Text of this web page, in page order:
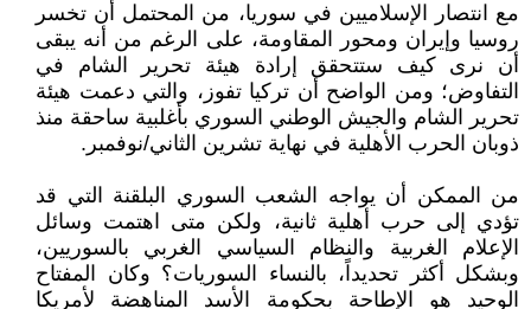
مع انتصار الإسلاميين في سوريا، من المحتمل أن تخسر
روسيا وإيران ومحور المقاومة، على الرغم من أنه يبقى
أن نرى كيف ستتحقق إرادة هيئة تحرير الشام في
التفاوض؛ ومن الواضح أن تركيا تفوز، والتي دعمت هيئة
تحرير الشام والجيش الوطني السوري بأغلبية ساحقة منذ
ذوبان الحرب الأهلية في نهاية تشرين الثاني/نوفمبر.
من الممكن أن يواجه الشعب السوري البلقنة التي قد
تؤدي إلى حرب أهلية ثانية، ولكن متى اهتمت وسائل
الإعلام الغربية والنظام السياسي الغربي بالسوريين،
وبشكل أكثر تحديداً، بالنساء السوريات؟ وكان المفتاح
الوحيد هو الإطاحة بحكومة الأسد المناهضة لأمريكا